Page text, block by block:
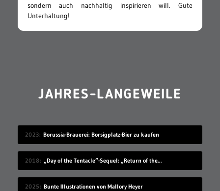
sondern auch nachhaltig inspirieren will. Gute
Unterhaltung!
JAHRES-LANGEWEILE
2023 Borussia-Brauerei: Borsigplatz-Bier zu kaufen
2018 „Day of the Tentacle“-Sequel: „Return of the Tentacle“
2025 Bunte Illustrationen von Mallory Heyer